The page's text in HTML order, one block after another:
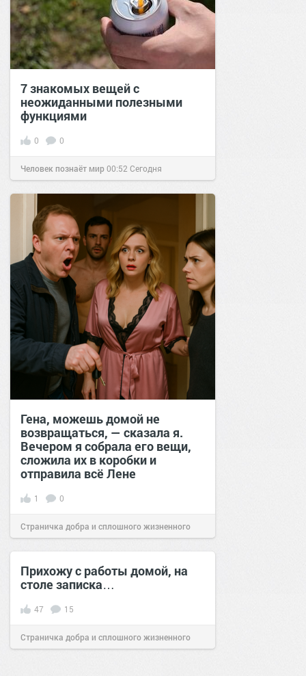
7 знакомых вещей с
неожиданными полезными
функциями
0 0
Человек познаёт мир00:52 Сегодня
Гена, можешь домой не
возвращаться, — сказала я.
Вечером я собрала его вещи,
сложила их в коробки и
отправила всё Лене
1 0
Страничка добра и сплошного жизненного
позитива! 21:00 24 ноя 2025
Прихожу с работы домой, на
столе записка…
47 15
Страничка добра и сплошного жизненного